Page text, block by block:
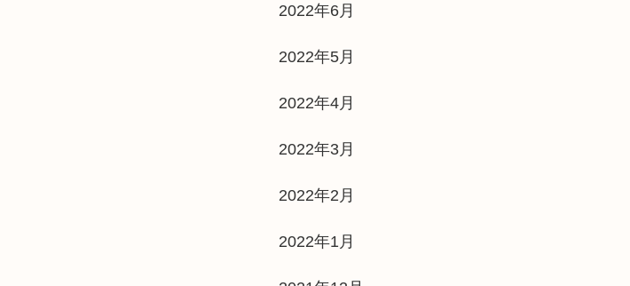
2022年6月
2022年5月
2022年4月
2022年3月
2022年2月
2022年1月